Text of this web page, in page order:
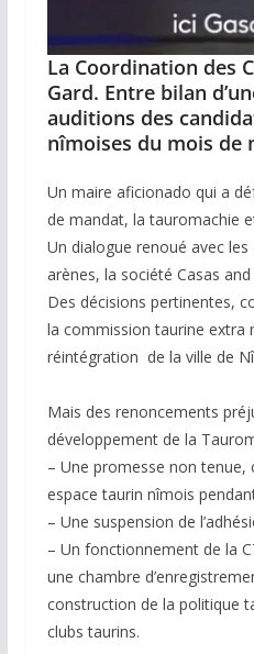
La Coordination des
Gard. Entre bilan
auditions des
nîmoises du mois de
Un maire aficionado qui a
de mandat, la tauromachie
Un dialogue renoué avec les
arènes, la société Casas
Des décisions pertinentes,
la commission taurine extra
réintégration de la ville de
Mais des renoncements
développement de la
– Une promesse non tenue,
espace taurin nîmois
– Une suspension de
– Un fonctionnement de la
une chambre
construction de la politique
clubs taurins.